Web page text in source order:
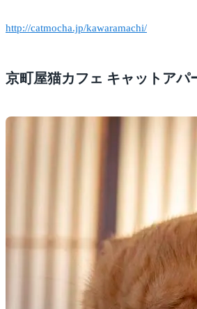
http://catmocha.jp/kawaramachi/
京町屋猫カフェ キャットアパ